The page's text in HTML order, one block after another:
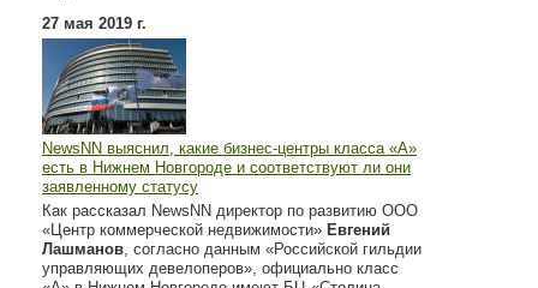
27 мая 2019 г.
NewsNN выяснил, какие бизнес-центры класса «А»
есть в Нижнем Новгороде и соответствуют ли они
заявленному статусу
Как рассказал NewsNN директор по развитию ООО
«Центр коммерческой недвижимости» Евгений
Лашманов, согласно данным «Российской гильдии
управляющих девелоперов», официально класс